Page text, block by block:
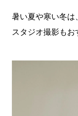
暑い夏や寒い冬は
スタジオ撮影もお